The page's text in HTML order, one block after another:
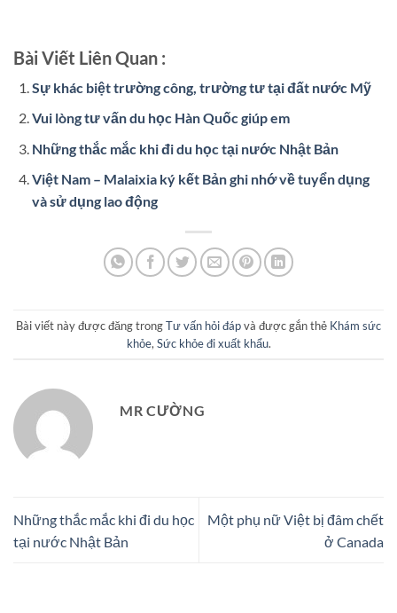
Bài Viết Liên Quan :
Sự khác biệt trường công, trường tư tại đất nước Mỹ
Vui lòng tư vấn du học Hàn Quốc giúp em
Những thắc mắc khi đi du học tại nước Nhật Bản
Việt Nam – Malaixia ký kết Bản ghi nhớ về tuyển dụng
và sử dụng lao động
Bài viết này được đăng trongTư vấn hỏi đápvà được gắn thẻ Khám sức
khỏe, Sức khỏe đi xuất khẩu.
MR CƯỜNG
Những thắc mắc khi đi du học
tại nước Nhật Bản
Một phụ nữ Việt bị đâm chết
ở Canada